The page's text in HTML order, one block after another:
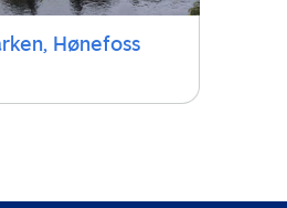
Hønefoss